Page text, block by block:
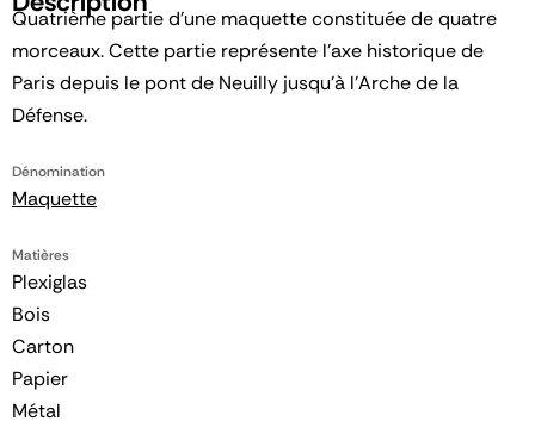
Quatrième partie d'une maquette constituée de quatre
morceaux. Cette partie représente l'axe historique de
Paris depuis le pont de Neuilly jusqu'à l'Arche de la
Défense.
Dénomination
Maquette
Matières
Plexiglas
Bois
Carton
Papier
Métal